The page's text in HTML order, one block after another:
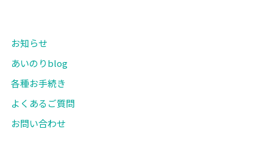
お知らせ
あいのりblog
各種お手続き
よくあるご質問
お問い合わせ